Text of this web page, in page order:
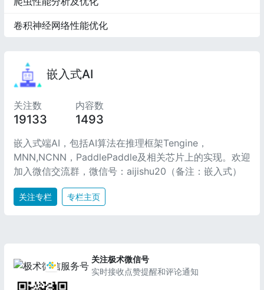
卷积神经网络性能优化
嵌入式AI
关注数
19133
内容数
1493
嵌入式端AI，包括AI算法在推理框架Tengine，
MNN,NCNN，PaddlePaddle及相关芯片上的实现。欢迎
加入微信交流群，微信号：aijishu20（备注：嵌入式）
关注专栏 专栏主页
关注极术微信号
实时接收点赞提醒和评论通知